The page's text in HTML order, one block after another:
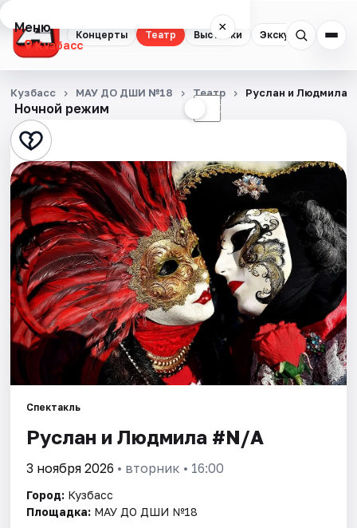
Концерты Театр Выставки Экскурсии
Меню ×
Кузбасс
Концерты
Театр
Выставки
Экскурсии
События
Города
Площадки
Артисты
Ночной режим ☾
Кузбасс МАУ ДО ДШИ №18 Театр Руслан и Людмила
Спектакль
Руслан и Людмила #N/A
3 ноября 2026 • вторник • 16:00
Город: Кузбасс
Площадка: МАУ ДО ДШИ №18